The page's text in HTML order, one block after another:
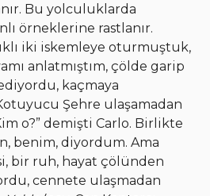
Bu yolculuklarda
örneklerine rastlanır.
iki iskemleye oturmuştuk,
anlatmıştım, çölde garip
kaçmaya
Şehre ulaşamadan
o?” demişti Carlo. Birlikte
benim, diyordum. Ama
bir ruh, hayat çölünden
cennete ulaşmadan